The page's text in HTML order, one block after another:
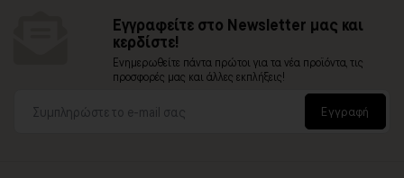
Εγγραφείτε στο Newsletter μας και
κερδίστε!
Ενημερωθείτε πάντα πρώτοι για τα νέα προϊόντα, τις
προσφορές μας και άλλες εκπλήξεις!
Εγγραφή